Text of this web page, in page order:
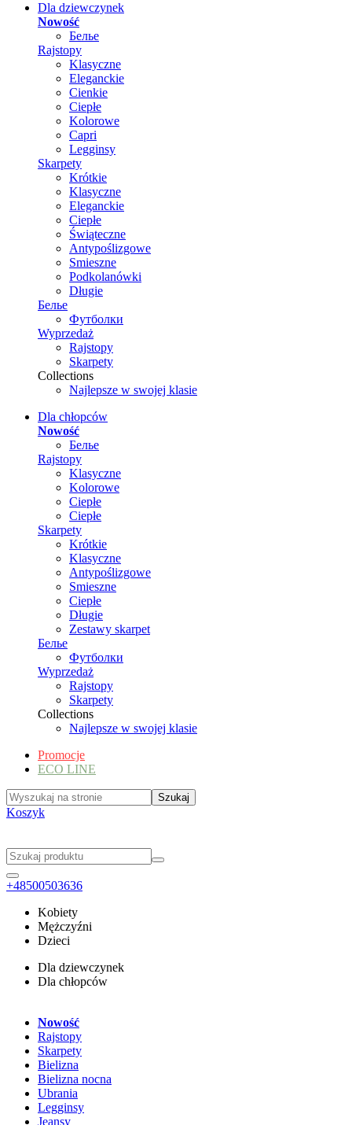
Dla dziewczynek
Nowość
Белье
Rajstopy
Klasyczne
Eleganckie
Cienkie
Ciepłe
Kolorowe
Capri
Legginsy
Skarpety
Krótkie
Klasyczne
Eleganckie
Ciepłe
Świąteczne
Antypoślizgowe
Smieszne
Podkolanówki
Długie
Белье
Футболки
Wyprzedaż
Rajstopy
Skarpety
Collections
Najlepsze w swojej klasie
Dla chłopców
Nowość
Белье
Rajstopy
Klasyczne
Kolorowe
Ciepłe
Ciepłe
Skarpety
Krótkie
Klasyczne
Antypoślizgowe
Smieszne
Ciepłe
Długie
Zestawy skarpet
Белье
Футболки
Wyprzedaż
Rajstopy
Skarpety
Collections
Najlepsze w swojej klasie
Promocje
ECO LINE
Koszyk
+48500503636
Kobiety
Mężczyźni
Dzieci
Dla dziewczynek
Dla chłopców
Nowość
Rajstopy
Skarpety
Bielizna
Bielizna nocna
Ubrania
Legginsy
Jeansy